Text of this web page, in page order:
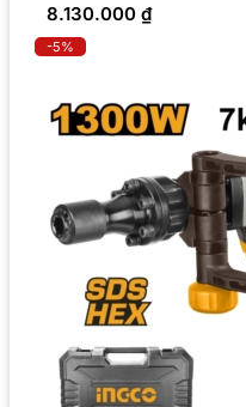
8.130.000 ₫
-5%